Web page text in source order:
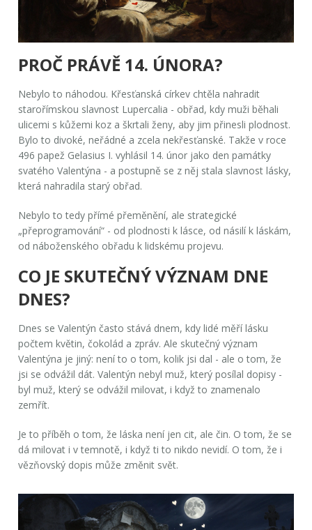
PROČ PRÁVĚ 14. ÚNORA?
Nebylo to náhodou. Křesťanská církev chtěla nahradit
starořímskou slavnost Lupercalia - obřad, kdy muži běhali
ulicemi s kůžemi koz a škrtali ženy, aby jim přinesli plodnost.
Bylo to divoké, neřádné a zcela nekřesťanské. Takže v roce
496 papež Gelasius I. vyhlásil 14. únor jako den památky
svatého Valentýna - a postupně se z něj stala slavnost lásky,
která nahradila starý obřad.
Nebylo to tedy přímé přeměnění, ale strategické
„přeprogramování“ - od plodnosti k lásce, od násilí k láskám,
od náboženského obřadu k lidskému projevu.
CO JE SKUTEČNÝ VÝZNAM DNE
DNES?
Dnes se Valentýn často stává dnem, kdy lidé měří lásku
počtem květin, čokolád a zpráv. Ale skutečný význam
Valentýna je jiný: není to o tom, kolik jsi dal - ale o tom, že
jsi se odvážil dát. Valentýn nebyl muž, který posílal dopisy -
byl muž, který se odvážil milovat, i když to znamenalo
zemřít.
Je to příběh o tom, že láska není jen cit, ale čin. O tom, že se
dá milovat i v temnotě, i když ti to nikdo nevidí. O tom, že i
vězňovský dopis může změnit svět.